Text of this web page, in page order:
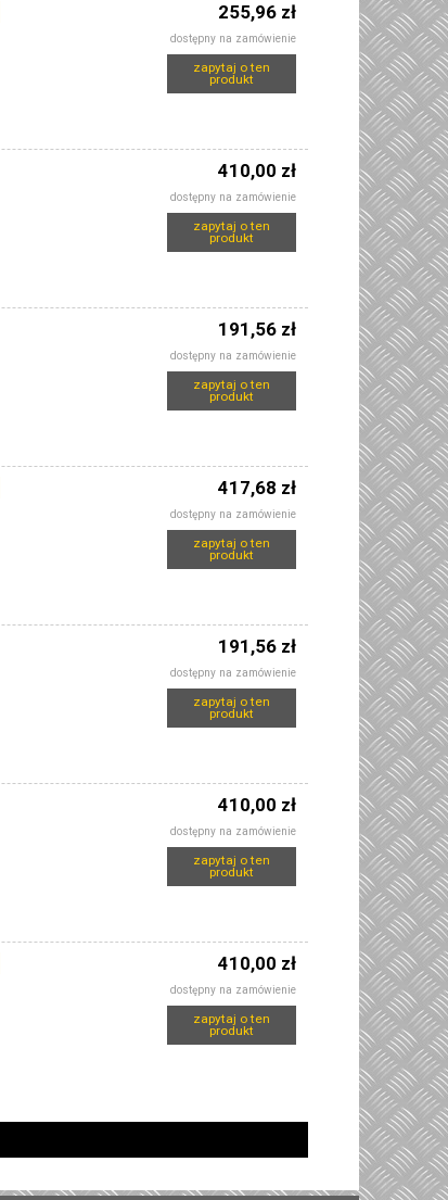
255,96 zł
dostępny na zamówienie
zapytaj o ten
produkt
410,00 zł
dostępny na zamówienie
zapytaj o ten
produkt
191,56 zł
dostępny na zamówienie
zapytaj o ten
produkt
417,68 zł
dostępny na zamówienie
zapytaj o ten
produkt
191,56 zł
dostępny na zamówienie
zapytaj o ten
produkt
410,00 zł
dostępny na zamówienie
zapytaj o ten
produkt
410,00 zł
dostępny na zamówienie
zapytaj o ten
produkt